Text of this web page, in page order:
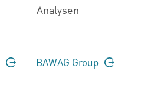
Analysen
BAWAG Group